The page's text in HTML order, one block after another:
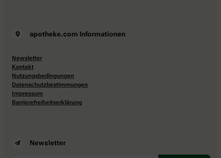
apotheke.com Informationen
Newsletter
Kontakt
Nutzungsbedingungen
Datenschutzbestimmungen
Impressum
Barrierefreiheitserklärung
Newsletter